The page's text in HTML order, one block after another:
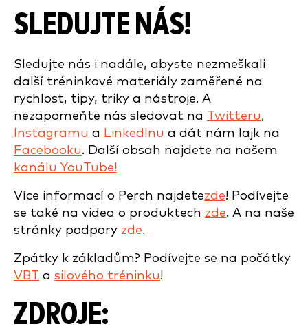
SLEDUJTE NÁS!
Sledujte nás i nadále, abyste nezmeškali
další tréninkové materiály zaměřené na
rychlost, tipy, triky a nástroje. A
nezapomeňte nás sledovat na Twitteru,
Instagramu a LinkedInu a dát nám lajk na
Facebooku. Další obsah najdete na našem
kanálu YouTube!
Více informací o Perch najdetezde! Podívejte
se také na videa o produktech zde. A na naše
stránky podpory zde.
Zpátky k základům? Podívejte se na počátky
VBT a silového tréninku!
ZDROJE: